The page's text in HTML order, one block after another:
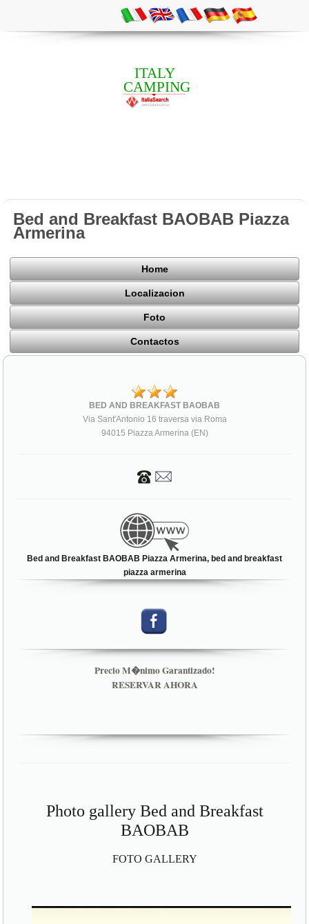
ITALY
CAMPING
Bed and Breakfast BAOBAB Piazza
Armerina
Home
Localizacion
Foto
Contactos
BED AND BREAKFAST BAOBAB
Via Sant'Antonio 16 traversa via Roma
94015 Piazza Armerina (EN)
Bed and Breakfast BAOBAB Piazza Armerina, bed and breakfast
piazza armerina
Precio M�nimo Garantizado!
RESERVAR AHORA
Photo gallery Bed and Breakfast
BAOBAB
FOTO GALLERY